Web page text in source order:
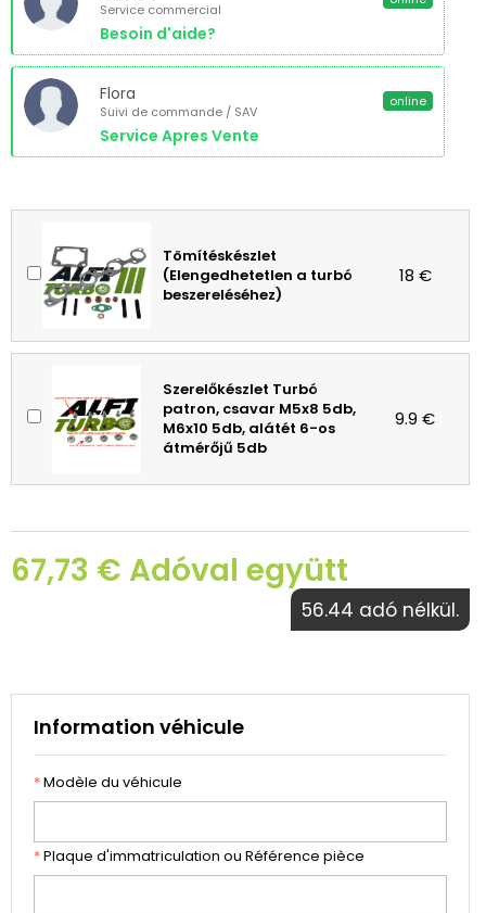
Service commercial
Besoin d'aide?
Flora
Suivi de commande / SAV
Service Apres Vente
online
Tömítéskészlet
(Elengedhetetlen a turbó
beszereléséhez)
18 €
Szerelőkészlet Turbó
patron, csavar M5x8 5db,
M6x10 5db, alátét 6-os
átmérőjű 5db
9.9 €
67,73 € Adóval együtt
56.44 adó nélkül.
Information véhicule
*Modèle du véhicule
*Plaque d'immatriculation ou Référence pièce